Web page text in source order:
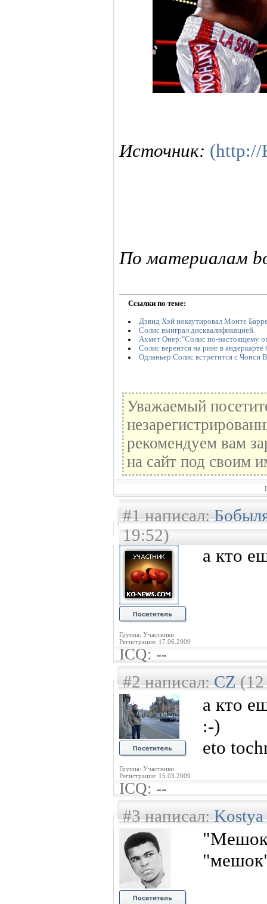
Источник: (http://
По материалам
Ссылки по теме:
Дэвид Хэй нокаутировал Монте
Солис выиграл дисквалификацией.
Ахмет Онер:"Солис по-настоящему
Солис верентся на ринг в
Одланьер Солис встретится с Чонси
Уважаемый
рекомендуем вам
на сайт под своим
#1 написал:
19:52)
Группа: Участники
Регистрация: 17.06.2009
a кто
ICQ: --
#2 написал:CZ(12
Группа: Участники
Регистрация: 15.03.2009
a кто
:-)
eto
ICQ: --
#3 написал:Kostya